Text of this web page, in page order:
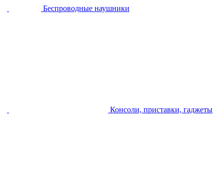
Беспроводные наушники
Консоли, приставки, гаджеты